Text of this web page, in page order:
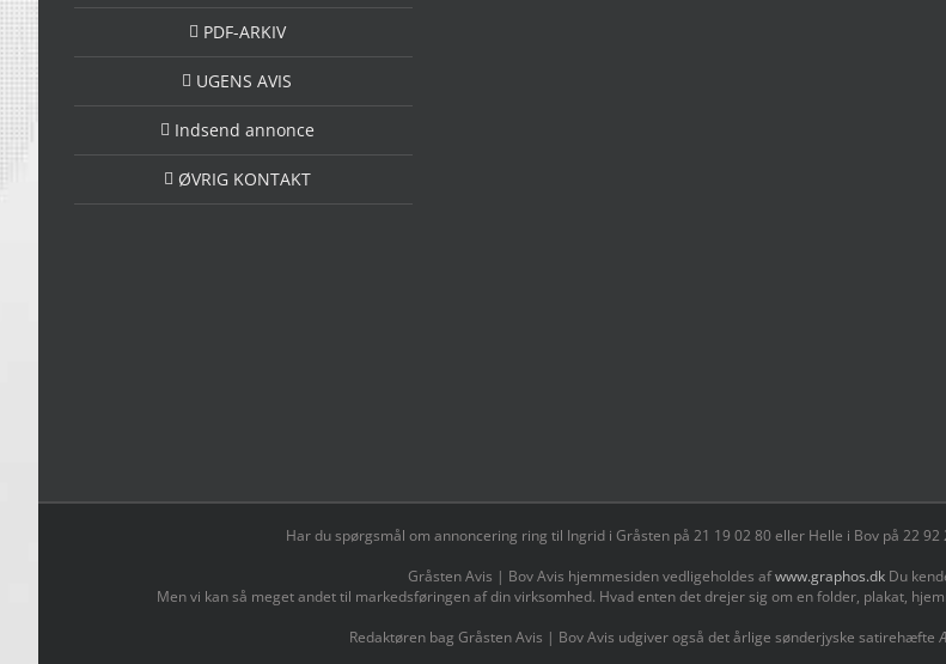
PDF-ARKIV
UGENS AVIS
Indsend annonce
ØVRIG KONTAKT
Har du spørgsmål om annoncering ring til Ingrid i Gråsten på 21 19 02 80 ‬eller Helle i Bov på 22
Gråsten Avis | Bov Avis hjemmesiden vedligeholdes afwww.graphos.dk Du
Men vi kan så meget andet til markedsføringen af din virksomhed. Hvad enten det drejer sig om en folder, plakat,
Redaktøren bag Gråsten Avis | Bov Avis udgiver også det årlige sønderjyske satirehæfte